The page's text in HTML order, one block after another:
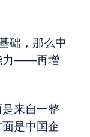
础，那么中
力——再增
来自一整
是中国企